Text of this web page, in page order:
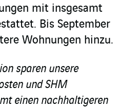
mit insgesamt
Bis September
Wohnungen hinzu.
sparen unsere
und SHM
einen nachhaltigeren